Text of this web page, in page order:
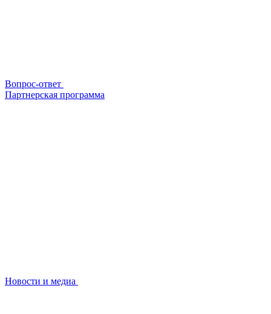
Вопрос-ответ
Партнерская программа
Новости и медиа